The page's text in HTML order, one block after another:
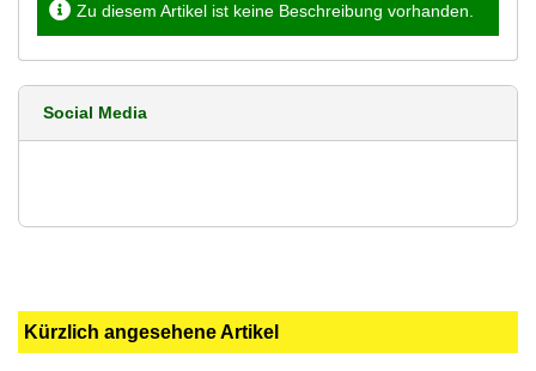
Zu diesem Artikel ist keine Beschreibung vorhanden.
Social Media
Kürzlich angesehene Artikel